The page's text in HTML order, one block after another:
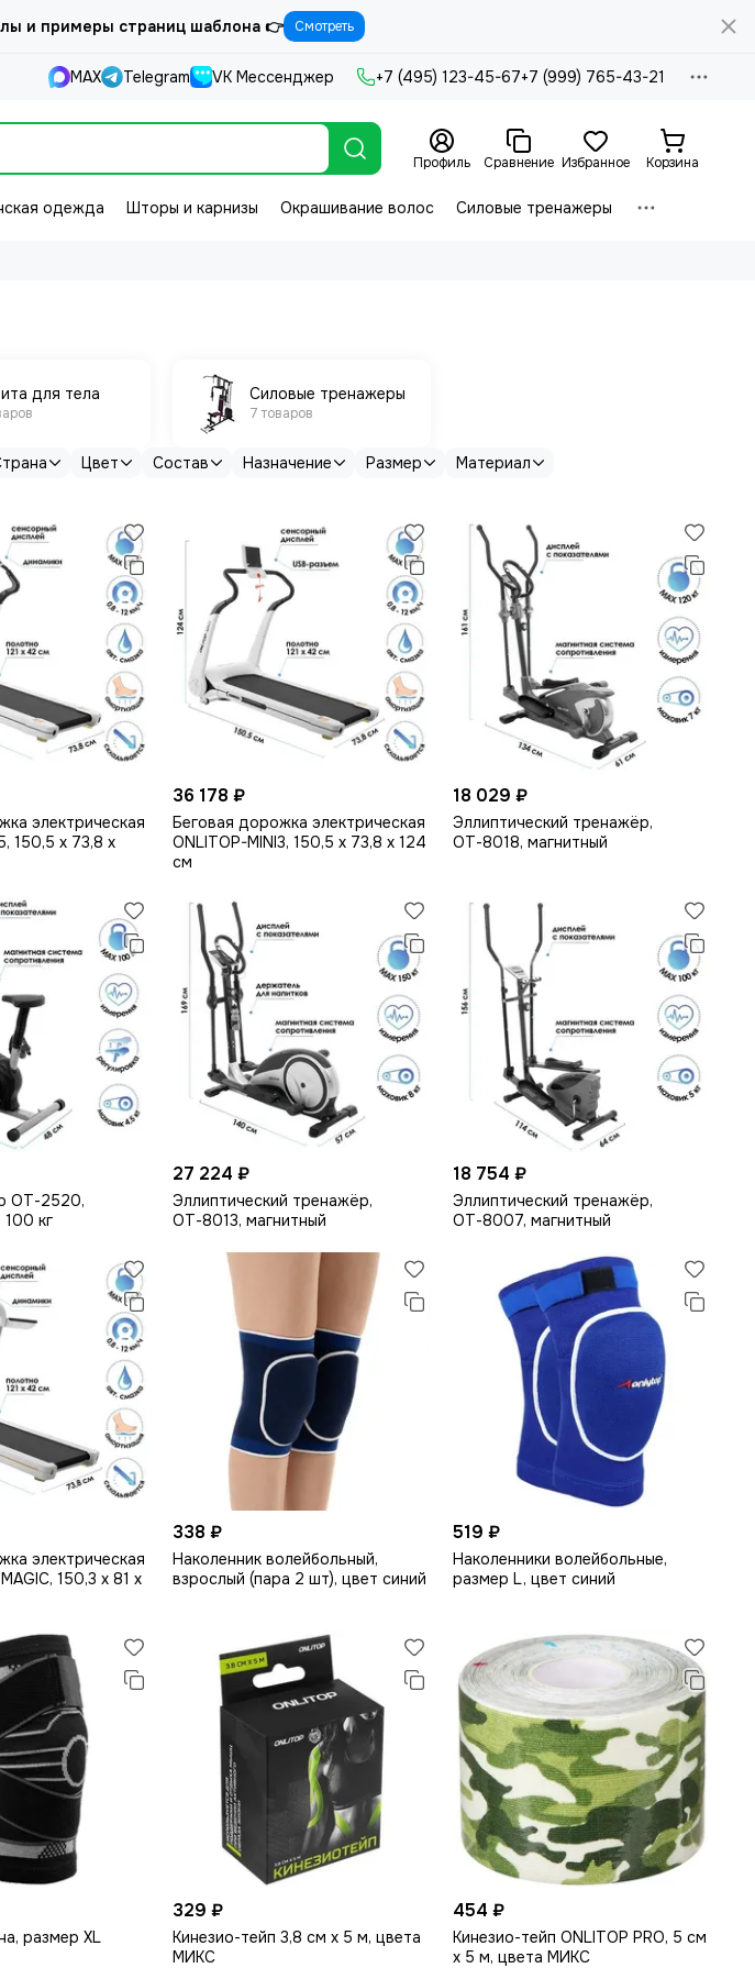
и примеры страниц шаблона 👉 Смотреть
MAX Telegram VK Мессенджер +7 (495) 123-45-67+7 (999) 765-43-21
Профиль Сравнение Избранное Корзина
одежда Шторы и карнизы Окрашивание волос Силовые тренажеры
для тела Силовые тренажеры
7 товаров
Цвет Состав Назначение Размер Материал
электрическая
150,5 х 73,8 х
36 178 ₽
Беговая дорожка электрическая
ONLITOP-MINI3, 150,5 х 73,8 х 124
см
18 029 ₽
Эллиптический тренажёр,
ОТ-8018, магнитный
ОТ-2520,
кг
27 224 ₽
Эллиптический тренажёр,
ОТ-8013, магнитный
18 754 ₽
Эллиптический тренажёр,
ОТ-8007, магнитный
электрическая
150,3 х 81 х
338 ₽
Наколенник волейбольный,
взрослый (пара 2 шт), цвет синий
519 ₽
Наколенники волейбольные,
размер L, цвет синий
размер XL
329 ₽
Кинезио-тейп 3,8 см х 5 м, цвета
МИКС
454 ₽
Кинезио-тейп ONLITOP PRO, 5 см
х 5 м, цвета МИКС